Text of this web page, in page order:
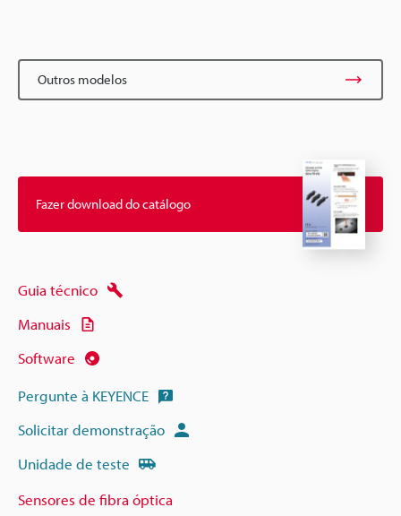
Outros modelos
Fazer download do catálogo
Guia técnico
Manuais
Software
Pergunte à KEYENCE
Solicitar demonstração
Unidade de teste
Sensores de fibra óptica